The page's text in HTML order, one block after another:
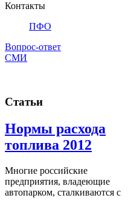
Контакты
ПФО
Вопрос-ответ
СМИ
Статьи
Нормы расхода
топлива 2012
Многие российские
предприятия, владеющие
автопарком, сталкиваются с